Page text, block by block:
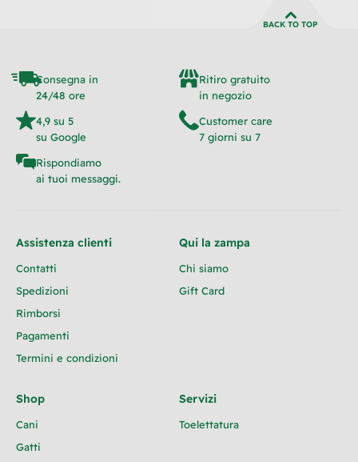
BACK TO TOP
Consegna in
24/48 ore
Ritiro gratuito
in negozio
4,9 su 5
su Google
Customer care
7 giorni su 7
Rispondiamo
ai tuoi messaggi.
Assistenza clienti
Contatti
Spedizioni
Rimborsi
Pagamenti
Termini e condizioni
Qui la zampa
Chi siamo
Gift Card
Shop
Cani
Gatti
Servizi
Toelettatura